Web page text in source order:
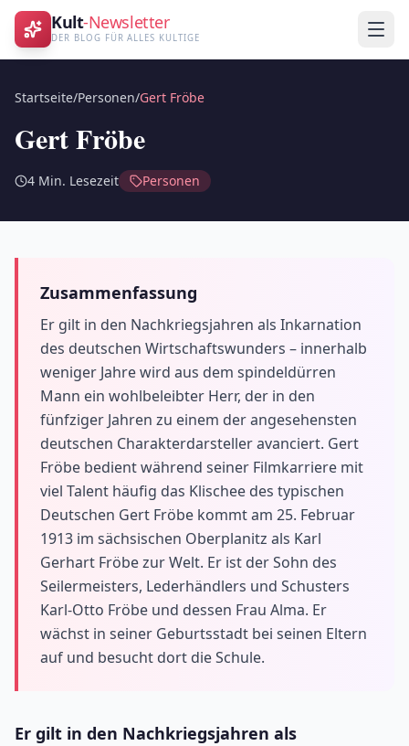
Kult-Newsletter
DER BLOG FÜR ALLES KULTIGE
Startseite/Personen/Gert Fröbe
Gert Fröbe
4 Min. Lesezeit Personen
Zusammenfassung
Er gilt in den Nachkriegsjahren als Inkarnation
des deutschen Wirtschaftswunders – innerhalb
weniger Jahre wird aus dem spindeldürren
Mann ein wohlbeleibter Herr, der in den
fünfziger Jahren zu einem der angesehensten
deutschen Charakterdarsteller avanciert. Gert
Fröbe bedient während seiner Filmkarriere mit
viel Talent häufig das Klischee des typischen
Deutschen Gert Fröbe kommt am 25. Februar
1913 im sächsischen Oberplanitz als Karl
Gerhart Fröbe zur Welt. Er ist der Sohn des
Seilermeisters, Lederhändlers und Schusters
Karl-Otto Fröbe und dessen Frau Alma. Er
wächst in seiner Geburtsstadt bei seinen Eltern
auf und besucht dort die Schule.
Er gilt in den Nachkriegsjahren als